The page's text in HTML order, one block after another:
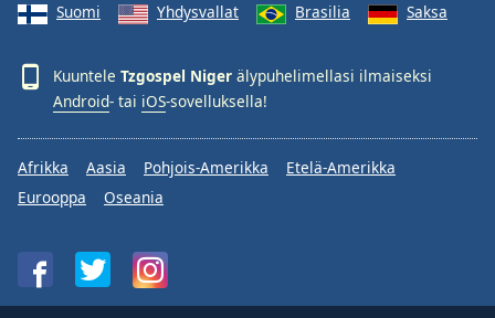
Suomi
Yhdysvallat Brasilia Saksa
Kuuntele Tzgospel Niger älypuhelimellasi ilmaiseksi
Android- tai iOS-sovelluksella!
Afrikka Aasia Pohjois-Amerikka
Etelä-Amerikka
Eurooppa
Oseania